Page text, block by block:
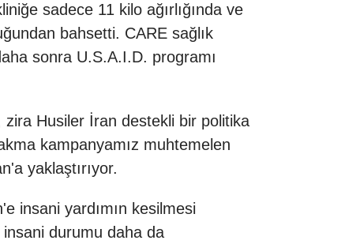
sadece 11 kilo ağırlığında ve
bahsetti. CARE sağlık
sonra U.S.A.I.D. programı
zira Husiler İran destekli bir politika
kampanyamız muhtemelen
yaklaştırıyor.
insani yardımın kesilmesi
durumu daha da